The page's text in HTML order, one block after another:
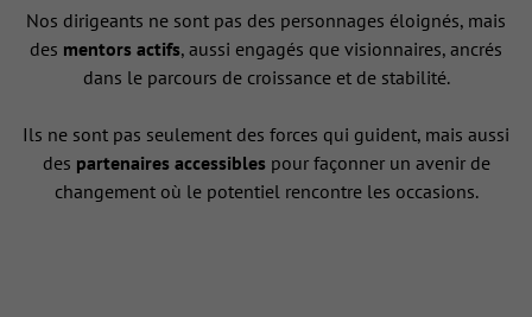
Nos dirigeants ne sont pas des personnages éloignés, mais
des mentors actifs, aussi engagés que visionnaires, ancrés
dans le parcours de croissance et de stabilité.
Ils ne sont pas seulement des forces qui guident, mais aussi
des partenaires accessiblespour façonner un avenir de
changement où le potentiel rencontre les occasions.